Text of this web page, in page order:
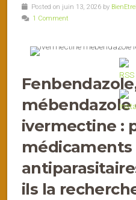
Posted on juin 13, 2026 by
1 Comment
mébendazole
ivermectine :
médicaments
ils la